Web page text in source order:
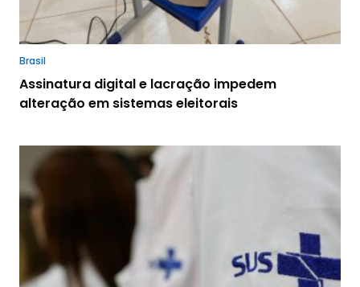
Brasil
Assinatura digital e lacração impedem
alteração em sistemas eleitorais